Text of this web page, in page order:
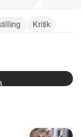
Kritik